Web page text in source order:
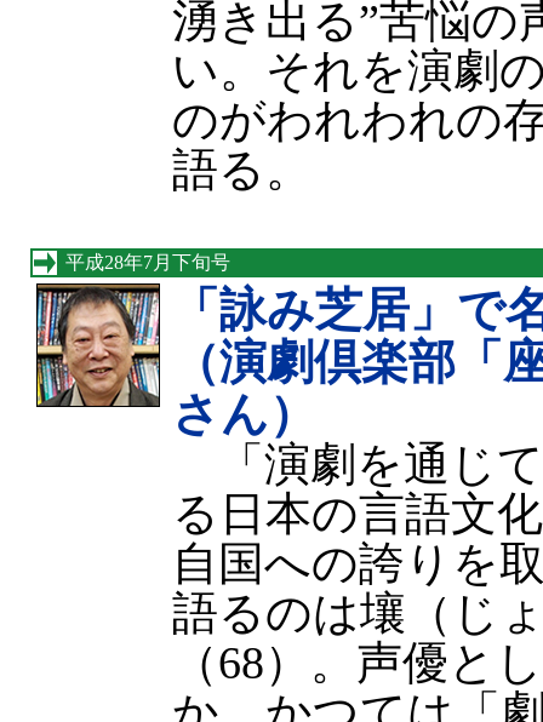
湧き出る”苦悩の
い。それを演劇
のがわれわれの
語る。
平成28年7月下旬号
「詠み芝居」で
（演劇倶楽部「
さん）
「演劇を通じ
る日本の言語文
自国への誇りを
語るのは壤（じ
（68）。声優と